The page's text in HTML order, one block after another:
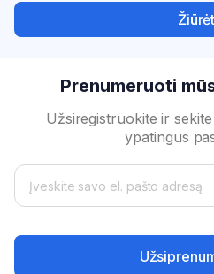
Prenumeruoti
Užsiregistruokite ir
ypatingus